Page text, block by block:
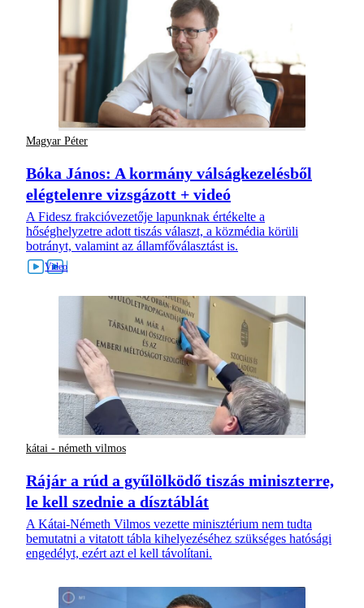
Magyar Péter
Bóka János: A kormány válságkezelésből
elégtelenre vizsgázott + videó
A Fidesz frakcióvezetője lapunknak értékelte a
hőséghelyzetre adott tiszás választ, a közmédia körüli
botrányt, valamint az államfőválasztást is.
kátai - németh vilmos
Rájár a rúd a gyűlölködő tiszás miniszterre,
le kell szednie a dísztáblát
A Kátai-Németh Vilmos vezette minisztérium nem tudta
bemutatni a vitatott tábla kihelyezéséhez szükséges hatósági
engedélyt, ezért azt el kell távolítani.